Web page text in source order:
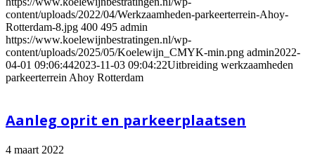
content/uploads/2022/04/Werkzaamheden-parkeerterrein-Ahoy-
Rotterdam-8.jpg 400 495 admin
https://www.koelewijnbestratingen.nl/wp-
content/uploads/2025/05/Koelewijn_CMYK-min.png admin2022-
04-01 09:06:442023-11-03 09:04:22Uitbreiding werkzaamheden
parkeerterrein Ahoy Rotterdam
Aanleg oprit en parkeerplaatsen
4 maart 2022